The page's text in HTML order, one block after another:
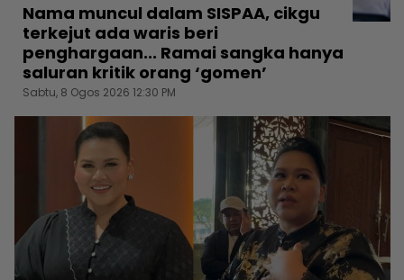
Nama muncul dalam SISPAA, cikgu
terkejut ada waris beri
penghargaan... Ramai sangka hanya
saluran kritik orang ‘gomen’
Sabtu, 8 Ogos 2026 12:30 PM